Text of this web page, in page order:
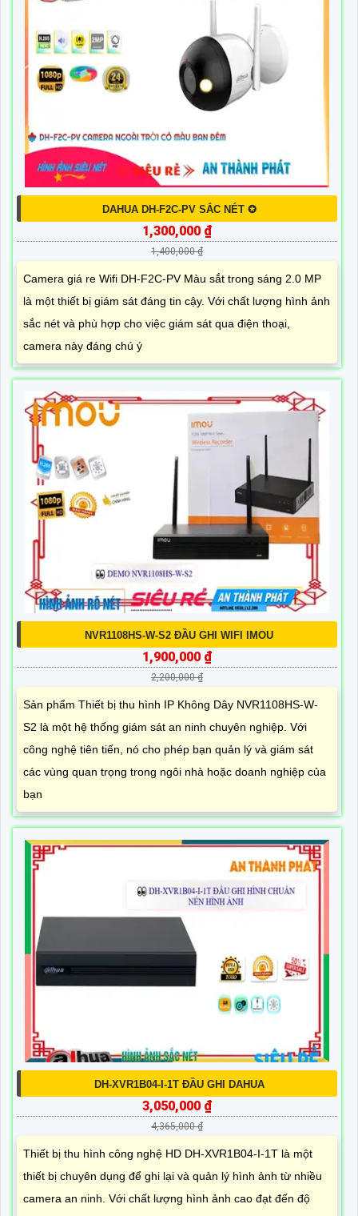
DAHUA DH-F2C-PV SẮC NÉT ✪
1,300,000 ₫
1,400,000 ₫
Camera giá re Wifi DH-F2C-PV Màu sắt trong sáng 2.0 MP
là một thiết bị giám sát đáng tin cậy. Với chất lượng hình ảnh
sắc nét và phù hợp cho việc giám sát qua điện thoại,
camera này đáng chú ý
NVR1108HS-W-S2 ĐẦU GHI WIFI IMOU
1,900,000 ₫
2,200,000 ₫
Sản phẩm Thiết bị thu hình IP Không Dây NVR1108HS-W-
S2 là một hệ thống giám sát an ninh chuyên nghiệp. Với
công nghệ tiên tiến, nó cho phép bạn quản lý và giám sát
các vùng quan trọng trong ngôi nhà hoặc doanh nghiệp của
bạn
DH-XVR1B04-I-1T ĐẦU GHI DAHUA
3,050,000 ₫
4,365,000 ₫
Thiết bị thu hình công nghệ HD DH-XVR1B04-I-1T là một
thiết bị chuyên dụng để ghi lại và quản lý hình ảnh từ nhiều
camera an ninh. Với chất lượng hình ảnh cao đạt đến độ